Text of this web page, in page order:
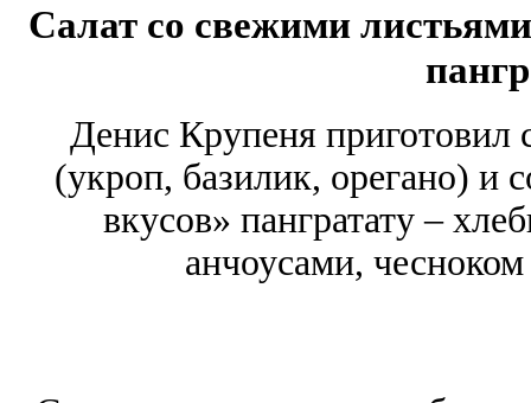
Салат со свежими
Денис Крупеня приготовил
(укроп, базилик, орегано) и
вкусов» пангратату –
анчоусами,